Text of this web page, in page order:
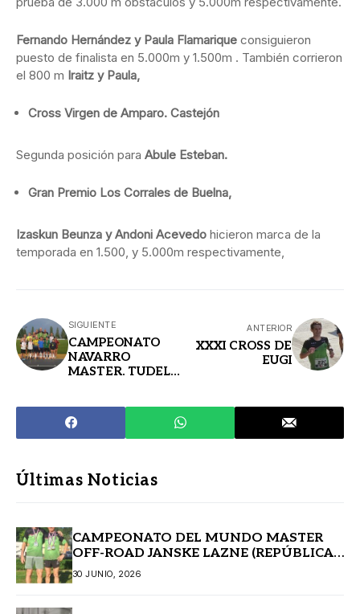
Fernando Hernández y Paula Flamarique consiguieron
puesto de finalista en 5.000m y 1.500m . También corrieron
el 800 m Iraitz y Paula,
Cross Virgen de Amparo. Castejón
Segunda posición para Abule Esteban.
Gran Premio Los Corrales de Buelna,
Izaskun Beunza y Andoni Acevedo hicieron marca de la
temporada en 1.500, y 5.000m respectivamente,
SIGUIENTE
CAMPEONATO
NAVARRO
MASTER. TUDELA
ANTERIOR
XXXI CROSS DE
EUGI
Últimas Noticias
CAMPEONATO DEL MUNDO MASTER
OFF-ROAD JANSKE LAZNE (REPÚBLICA
CHECA)
30 JUNIO, 2026